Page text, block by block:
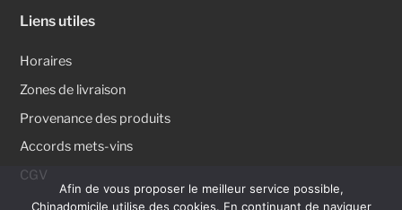
Liens utiles
Horaires
Zones de livraison
Provenance des produits
Accords mets-vins
CGV
Afin de vous proposer le meilleur service possible,
Chinadomicile utilise des cookies. En continuant de naviguer